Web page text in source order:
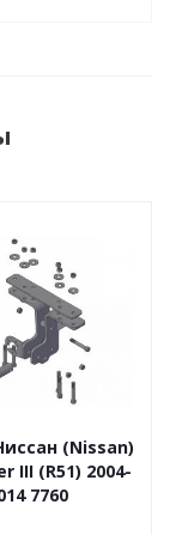
(Nissan)
III (R51) 2004-
7760